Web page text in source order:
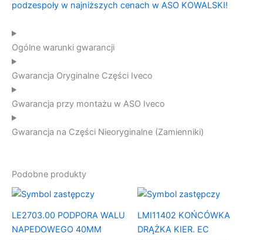
Ogólne warunki gwarancji
Gwarancja Oryginalne Części Iveco
Gwarancja przy montażu w ASO Iveco
Gwarancja na Części Nieoryginalne (Zamienniki)
Podobne produkty
LE2703.00 PODPORA WALU
NAPEDOWEGO 40MM
LMI11402 KOŃCÓWKA
DRĄŻKA KIER. EC